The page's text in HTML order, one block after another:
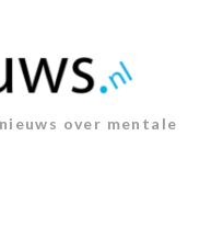
over mentale